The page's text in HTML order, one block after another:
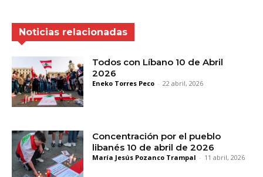
Noticias relacionadas
Todos con Líbano 10 de Abril
2026
Eneko Torres Peco - 22 abril, 2026
Concentración por el pueblo
libanés 10 de abril de 2026
María Jesús Pozanco Trampal - 11 abril, 2026